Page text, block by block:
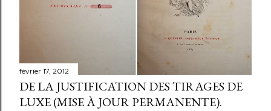
février 17, 2012
DE LA JUSTIFICATION DES TIRAGES DE
LUXE (MISE À JOUR PERMANENTE).